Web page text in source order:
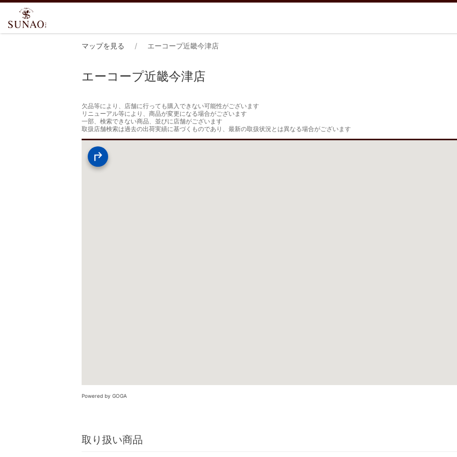
マップを見る エーコープ近畿今津店
エーコープ近畿今津店
欠品等により、店舗に行っても購入できない可能性がございます
リニューアル等により、商品が変更になる場合がございます
一部、検索できない商品、並びに店舗がございます
取扱店舗検索は過去の出荷実績に基づくものであり、最新の取扱状況とは異なる場合がございます
Powered by GOGA
取り扱い商品